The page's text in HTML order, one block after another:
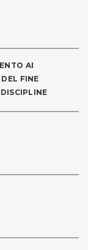
AI
FINE